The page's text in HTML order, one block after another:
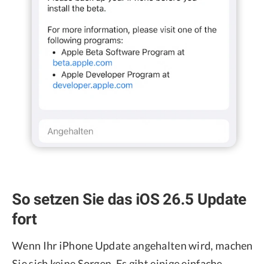
So setzen Sie das iOS 26.5 Update
fort
Wenn Ihr iPhone Update angehalten wird, machen